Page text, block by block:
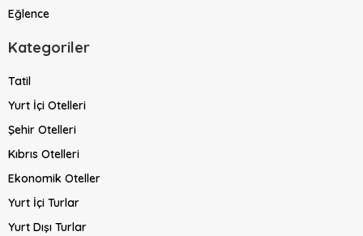
Eğlence
Kategoriler
Tatil
Yurt İçi Otelleri
Şehir Otelleri
Kıbrıs Otelleri
Ekonomik Oteller
Yurt İçi Turlar
Yurt Dışı Turlar